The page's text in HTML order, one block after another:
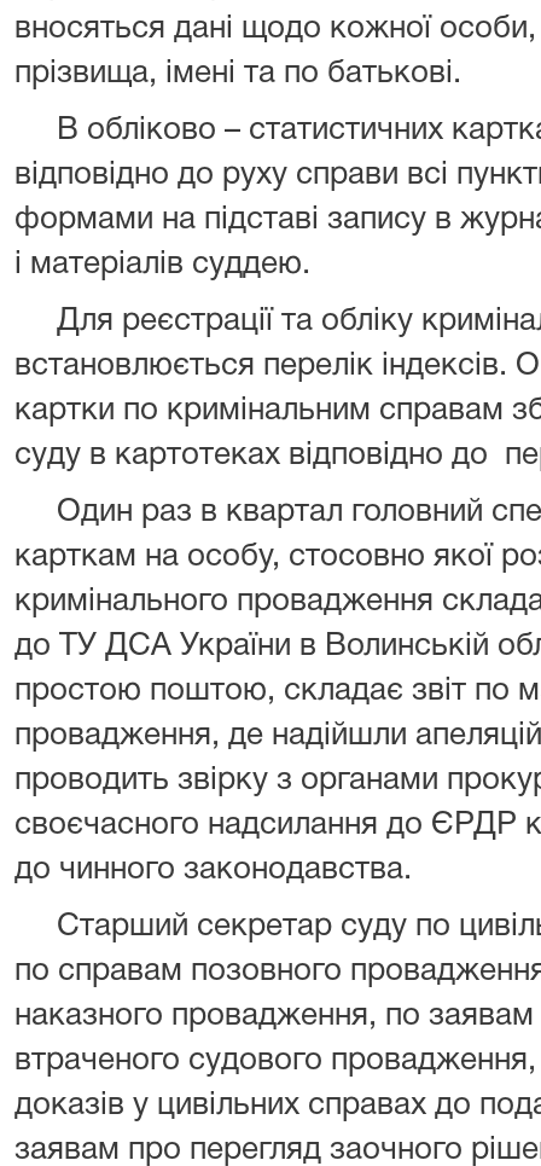
вносяться дані щодо кожної
прізвища, імені та по батькові.
В обліково – статистичних
відповідно до руху справи всі
формами на підставі запису в
і матеріалів суддею.
Для реєстрації та обліку
встановлюється перелік індексів.
картки по кримінальним справам
суду в картотеках відповідно до
Один раз в квартал головний
карткам на особу, стосовно якої
кримінального провадження
до ТУ ДСА України в Волинській
простою поштою, складає звіт по
провадження, де надійшли
проводить звірку з органами
своєчасного надсилання до ЄРДР
до чинного законодавства.
Старший секретар суду по
по справам позовного
наказного провадження, по заявам
втраченого судового
доказів у цивільних справах до
заявам про перегляд заочного